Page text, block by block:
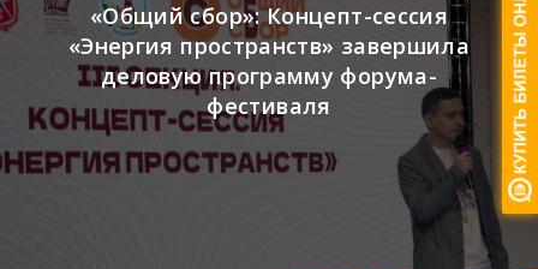
«Общий сбор»: Концепт-сессия
«Энергия пространств» завершила
деловую программу форума-
фестиваля